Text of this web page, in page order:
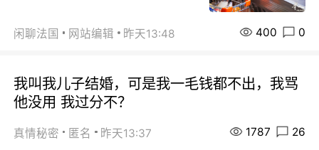
闲聊法国 网站编辑 昨天13:48 400 0
我叫我儿子结婚，可是我一毛钱都不出，我骂
他没用 我过分不？
真情秘密 匿名 昨天13:37 1787 26